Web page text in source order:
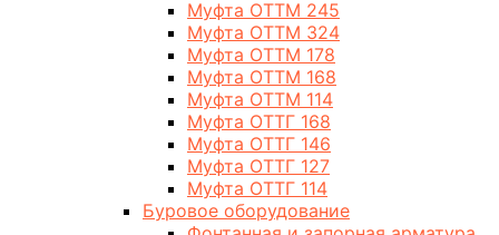
Муфта ОТТМ 245
Муфта ОТТМ 324
Муфта ОТТМ 178
Муфта ОТТМ 168
Муфта ОТТМ 114
Муфта ОТТГ 168
Муфта ОТТГ 146
Муфта ОТТГ 127
Муфта ОТТГ 114
Буровое оборудование